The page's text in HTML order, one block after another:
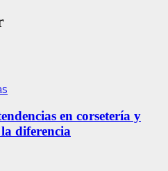
en corsetería y
diferencia